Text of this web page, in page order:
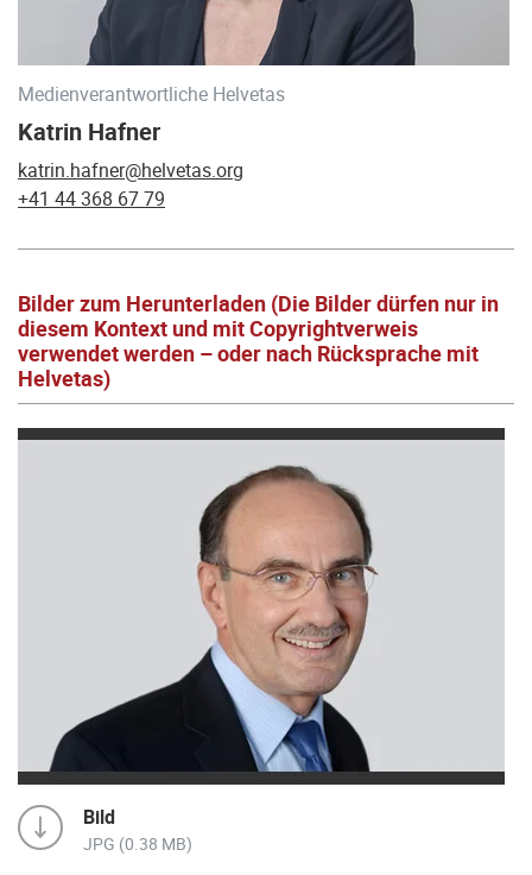
Medienverantwortliche Helvetas
Katrin Hafner
katrin.hafner@helvetas.org
+41 44 368 67 79
Bilder zum Herunterladen (Die Bilder dürfen nur in
diesem Kontext und mit Copyrightverweis
verwendet werden – oder nach Rücksprache mit
Helvetas)
Bild
JPG (0.38 MB)